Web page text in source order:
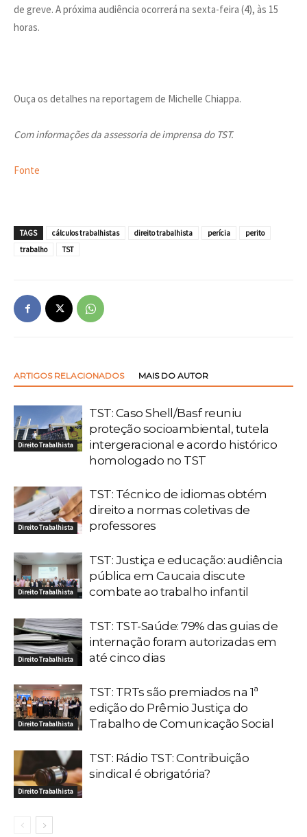
de greve. A próxima audiência ocorrerá na sexta-feira (4), às 15
horas.
Ouça os detalhes na reportagem de Michelle Chiappa.
Com informações da assessoria de imprensa do TST.
Fonte
TAGS cálculos trabalhistas direito trabalhista perícia
perito
trabalho
TST
ARTIGOS RELACIONADOS MAIS DO AUTOR
Direito Trabalhista
TST: Caso Shell/Basf reuniu
proteção socioambiental, tutela
intergeracional e acordo histórico
homologado no TST
Direito Trabalhista
TST: Técnico de idiomas obtém
direito a normas coletivas de
professores
Direito Trabalhista
TST: Justiça e educação: audiência
pública em Caucaia discute
combate ao trabalho infantil
Direito Trabalhista
TST: TST-Saúde: 79% das guias de
internação foram autorizadas em
até cinco dias
Direito Trabalhista
TST: TRTs são premiados na 1ª
edição do Prêmio Justiça do
Trabalho de Comunicação Social
Direito Trabalhista
TST: Rádio TST: Contribuição
sindical é obrigatória?